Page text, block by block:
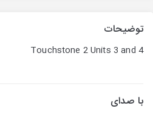
توضیحات
Touchstone 2 Units 3 and 4
با صدای